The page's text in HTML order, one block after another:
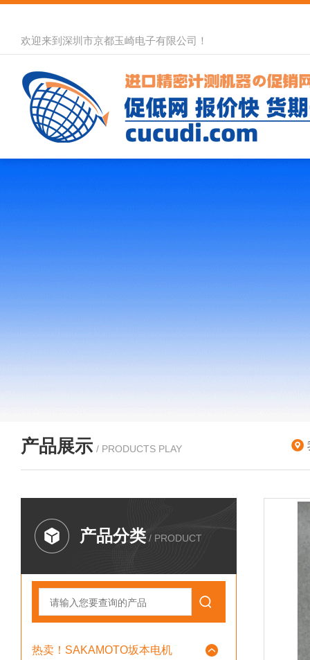
欢迎来到深圳市京都玉崎电子有限公司！
产品展示 / PRODUCTS PLAY
产品分类 / PRODUCT
热卖！SAKAMOTO坂本电机